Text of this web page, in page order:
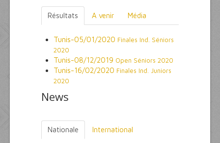
Résultats A venir Média
Tunis-05/01/2020 Finales Ind. Séniors
2020
Tunis-08/12/2019 Open Séniors 2020
Tunis-16/02/2020 Finales Ind. Juniors
2020
News
Nationale International